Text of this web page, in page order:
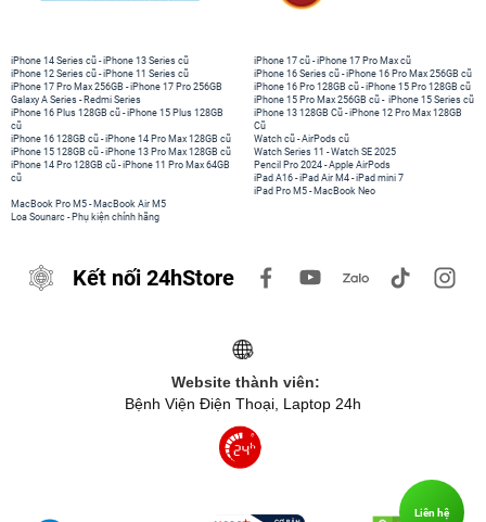
iPhone 14 Series cũ -iPhone 13 Series cũ
iPhone 12 Series cũ -iPhone 11 Series cũ
iPhone 17 Pro Max 256GB -iPhone 17 Pro 256GB
Galaxy A Series - Redmi Series
iPhone 17 cũ -iPhone 17 Pro Max cũ
iPhone 16 Series cũ - iPhone 16 Pro Max 256GB cũ
iPhone 16 Pro 128GB cũ -iPhone 15 Pro 128GB cũ
iPhone 15 Pro Max 256GB cũ - iPhone 15 Series cũ
iPhone 16 Plus 128GB cũ -iPhone 15 Plus 128GB
cũ
iPhone 16 128GB cũ -iPhone 14 Pro Max 128GB cũ
iPhone 15 128GB cũ -iPhone 13 Pro Max 128GB cũ
iPhone 14 Pro 128GB cũ -iPhone 11 Pro Max 64GB
cũ
iPhone 13 128GB Cũ -iPhone 12 Pro Max 128GB
Cũ
Watch cũ -AirPods cũ
Watch Series 11 -Watch SE 2025
Pencil Pro 2024 -Apple AirPods
iPad A16 -iPad Air M4 -iPad mini 7
iPad Pro M5 - MacBook Neo
MacBook Pro M5 - MacBook Air M5
Loa Sounarc - Phụ kiện chính hãng
Kết nối 24hStore
Website thành viên:
Bệnh Viện Điện Thoại, Laptop 24h
Liên hệ